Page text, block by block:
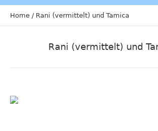
Home / Rani (vermittelt) und Tamica
Rani (vermittelt) und